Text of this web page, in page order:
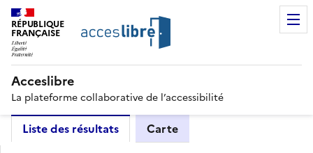
RÉPUBLIQUE
FRANÇAISE
Acceslibre
La plateforme collaborative de l’accessibilité
Liste des résultats Carte